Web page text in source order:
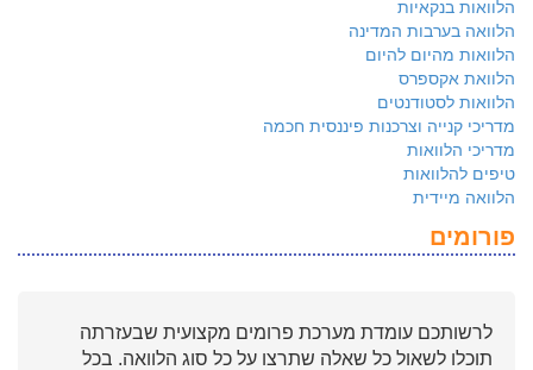
הלוואות בנקאיות
הלוואה בערבות המדינה
הלוואות מהיום להיום
הלוואת אקספרס
הלוואות לסטודנטים
מדריכי קנייה וצרכנות פיננסית חכמה
מדריכי הלוואות
טיפים להלוואות
הלוואה מיידית
פורומים
לרשותכם עומדת מערכת פרומים מקצועית שבעזרתה
תוכלו לשאול כל שאלה שתרצו על כל סוג הלוואה. בכל